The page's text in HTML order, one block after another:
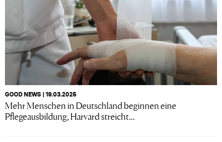
GOOD NEWS | 19.03.2025
Mehr Menschen in Deutschland beginnen eine
Pflegeausbildung, Harvard streicht...